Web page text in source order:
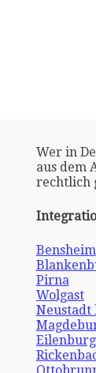
Wer in
aus dem
rechtlich
Bensheim
Pirna
Wolgast
Neustadt
Eilenburg